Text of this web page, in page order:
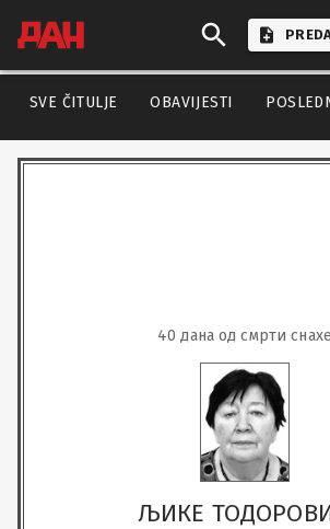
SVE ČITULJE OBAVIJESTI
40 дана од смрти снахе
ЉИКЕ